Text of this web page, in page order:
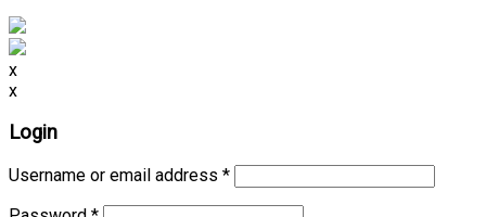
x
x
Login
Username or email address *